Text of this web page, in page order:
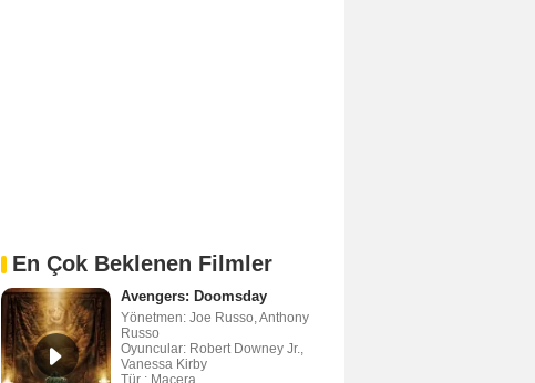
En Çok Beklenen Filmler
Avengers: Doomsday
Yönetmen: Joe Russo, Anthony
Russo
Oyuncular: Robert Downey Jr.,
Vanessa Kirby